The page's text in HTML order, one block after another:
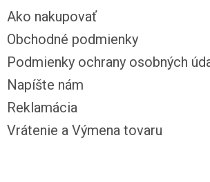
Ako nakupovať
Obchodné podmienky
Podmienky ochrany osobných
Napíšte nám
Reklamácia
Vrátenie a Výmena tovaru